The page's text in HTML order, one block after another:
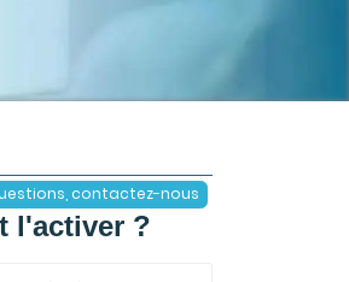
contactez-nous
l'activer ?